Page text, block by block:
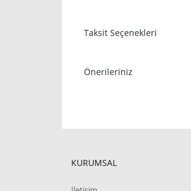
Taksit Seçenekleri
Önerileriniz
KURUMSAL